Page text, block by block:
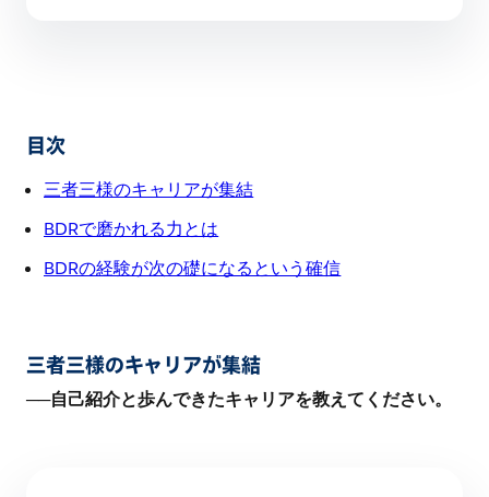
目次
三者三様のキャリアが集結
BDRで磨かれる力とは
BDRの経験が次の礎になるという確信
三者三様のキャリアが集結
──自己紹介と歩んできたキャリアを教えてください。